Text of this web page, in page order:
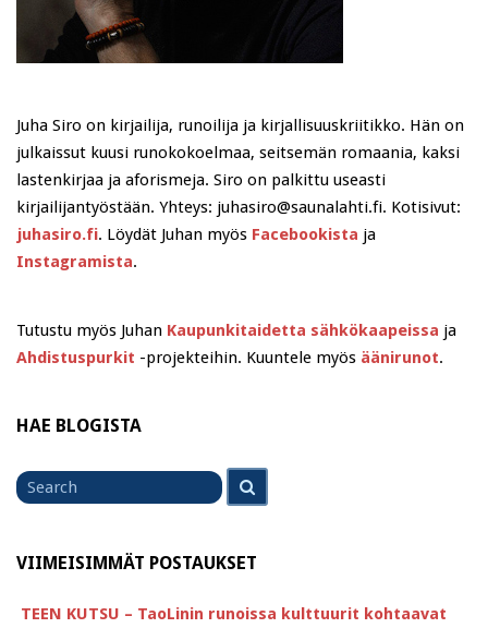
Juha Siro on kirjailija, runoilija ja kirjallisuuskriitikko. Hän on
julkaissut kuusi runokokoelmaa, seitsemän romaania, kaksi
lastenkirjaa ja aforismeja. Siro on palkittu useasti
kirjailijantyöstään. Yhteys: juhasiro@saunalahti.fi. Kotisivut:
juhasiro.fi. Löydät Juhan myös Facebookista ja
Instagramista.
Tutustu myös Juhan Kaupunkitaidetta sähkökaapeissa ja
Ahdistuspurkit -projekteihin. Kuuntele myös äänirunot.
HAE BLOGISTA
Search
for
VIIMEISIMMÄT POSTAUKSET
TEEN KUTSU – TaoLinin runoissa kulttuurit kohtaavat